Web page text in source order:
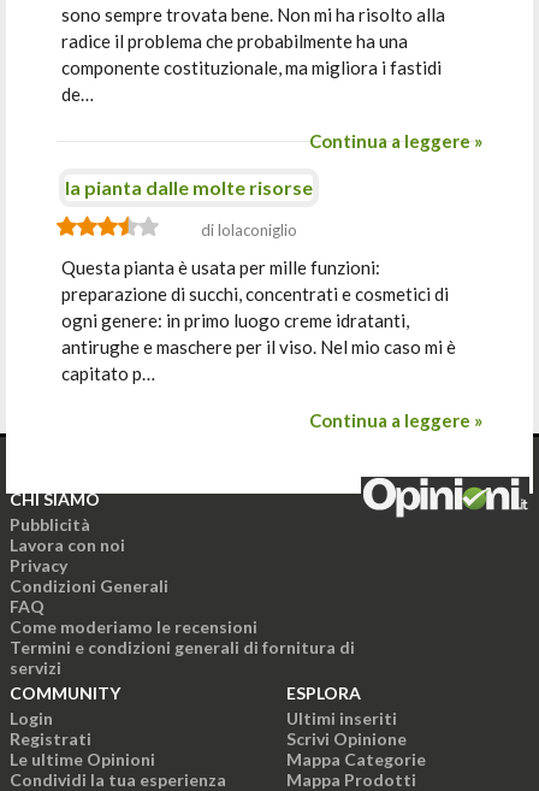
sono sempre trovata bene. Non mi ha risolto alla
radice il problema che probabilmente ha una
componente costituzionale, ma migliora i fastidi
de…
Continua a leggere »
la pianta dalle molte risorse
di lolaconiglio
Questa pianta è usata per mille funzioni:
preparazione di succhi, concentrati e cosmetici di
ogni genere: in primo luogo creme idratanti,
antirughe e maschere per il viso. Nel mio caso mi è
capitato p…
Continua a leggere »
CHI SIAMO
Pubblicità
Lavora con noi
Privacy
Condizioni Generali
FAQ
Come moderiamo le recensioni
Termini e condizioni generali di fornitura di
servizi
COMMUNITY
Login
Registrati
Le ultime Opinioni
Condividi la tua esperienza
ESPLORA
Ultimi inseriti
Scrivi Opinione
Mappa Categorie
Mappa Prodotti